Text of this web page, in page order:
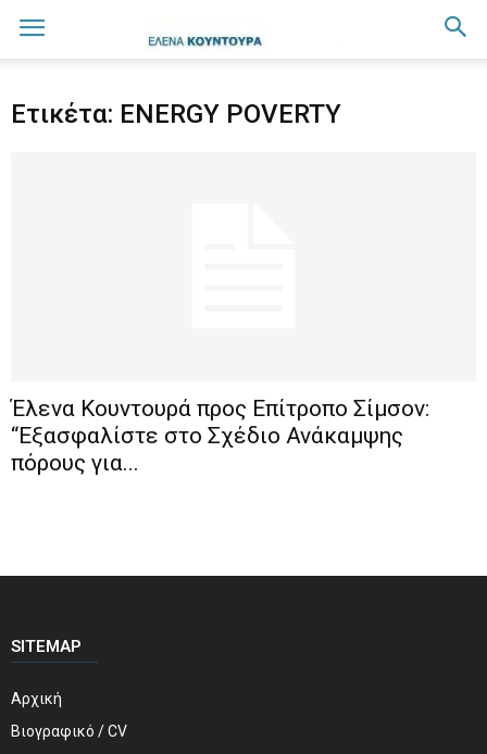
Ετικέτα: ENERGY POVERTY
Έλενα Κουντουρά προς Επίτροπο Σίμσον:
“Εξασφαλίστε στο Σχέδιο Ανάκαμψης
πόρους για...
SITEMAP
Αρχική
Βιογραφικό / CV